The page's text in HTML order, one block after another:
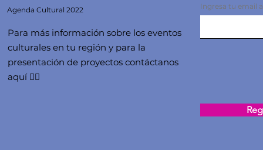
Agenda Cultural 2022
Para más información sobre los eventos
culturales en tu región y para la
presentación de proyectos contáctanos
aquí 👇🏻
Ingresa tu email